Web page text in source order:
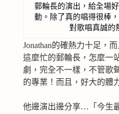
郵輪長的演出，給全場
動。除了真的唱得很棒
對歌唱真誠的
Jonathan的確熱力十足，
這麼忙的郵輪長，怎麼一
劇，完全不一樣，不管歌
的專業！而且，好大的體
他邊演出邊分享…「今生